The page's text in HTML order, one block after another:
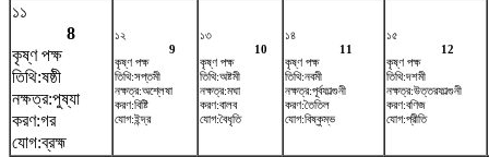
১১
8
কৃষ্ণ পক্ষ
তিথি:ষষ্ঠী
নক্ষত্র:পুষ্যা
করণ:গর
যোগ:ব্রহ্ম
১২
9
কৃষ্ণ পক্ষ
তিথি:সপ্তমী
নক্ষত্র:অশ্লেষা
করণ:বিষ্টি
যোগ:ইন্দ্র
১৩
10
কৃষ্ণ পক্ষ
তিথি:অষ্টমী
নক্ষত্র:মঘা
করণ:বালব
যোগ:বৈধৃতি
১৪
11
কৃষ্ণ পক্ষ
তিথি:নবমী
নক্ষত্র:পূর্বফাল্গুনী
করণ:তৈতিল
যোগ:বিষ্কুম্ভ
১৫
12
কৃষ্ণ পক্ষ
তিথি:দশমী
নক্ষত্র:উত্তরফাল্গুনী
করণ:বণিজ
যোগ:প্রীতি